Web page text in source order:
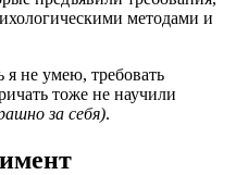
методами и
я не умею, требовать
тоже не научили
за себя).